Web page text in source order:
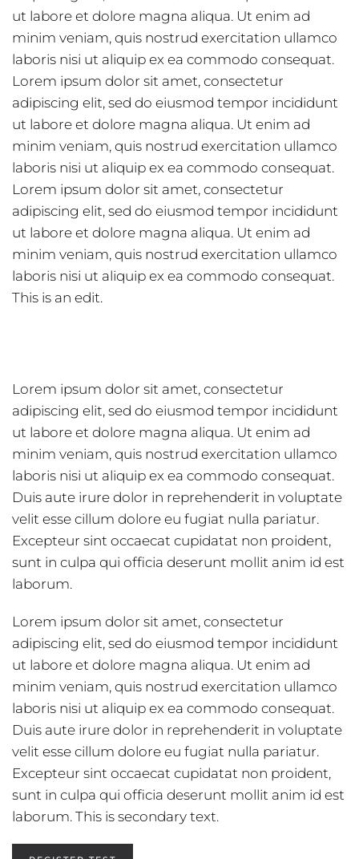
ut labore et dolore magna aliqua. Ut enim ad
minim veniam, quis nostrud exercitation ullamco
laboris nisi ut aliquip ex ea commodo consequat.
Lorem ipsum dolor sit amet, consectetur
adipiscing elit, sed do eiusmod tempor incididunt
ut labore et dolore magna aliqua. Ut enim ad
minim veniam, quis nostrud exercitation ullamco
laboris nisi ut aliquip ex ea commodo consequat.
Lorem ipsum dolor sit amet, consectetur
adipiscing elit, sed do eiusmod tempor incididunt
ut labore et dolore magna aliqua. Ut enim ad
minim veniam, quis nostrud exercitation ullamco
laboris nisi ut aliquip ex ea commodo consequat.
This is an edit.
Lorem ipsum dolor sit amet, consectetur
adipiscing elit, sed do eiusmod tempor incididunt
ut labore et dolore magna aliqua. Ut enim ad
minim veniam, quis nostrud exercitation ullamco
laboris nisi ut aliquip ex ea commodo consequat.
Duis aute irure dolor in reprehenderit in voluptate
velit esse cillum dolore eu fugiat nulla pariatur.
Excepteur sint occaecat cupidatat non proident,
sunt in culpa qui officia deserunt mollit anim id est
laborum.
Lorem ipsum dolor sit amet, consectetur
adipiscing elit, sed do eiusmod tempor incididunt
ut labore et dolore magna aliqua. Ut enim ad
minim veniam, quis nostrud exercitation ullamco
laboris nisi ut aliquip ex ea commodo consequat.
Duis aute irure dolor in reprehenderit in voluptate
velit esse cillum dolore eu fugiat nulla pariatur.
Excepteur sint occaecat cupidatat non proident,
sunt in culpa qui officia deserunt mollit anim id est
laborum. This is secondary text.